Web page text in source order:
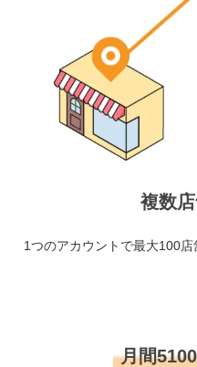
複数
1つのアカウントで最大100店
月間